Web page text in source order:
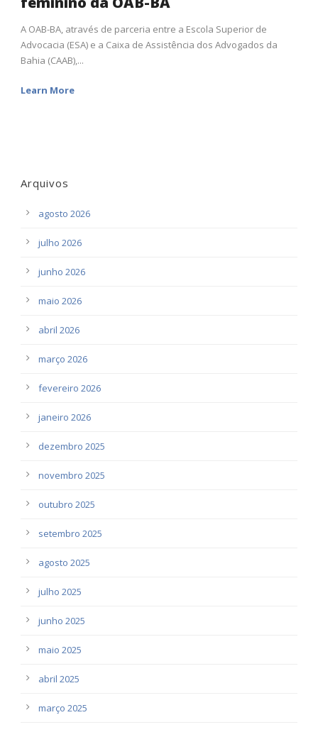
A OAB-BA, através de parceria entre a Escola Superior de
Advocacia (ESA) e a Caixa de Assistência dos Advogados da
Bahia (CAAB),...
Learn More
Arquivos
agosto 2026
julho 2026
junho 2026
maio 2026
abril 2026
março 2026
fevereiro 2026
janeiro 2026
dezembro 2025
novembro 2025
outubro 2025
setembro 2025
agosto 2025
julho 2025
junho 2025
maio 2025
abril 2025
março 2025